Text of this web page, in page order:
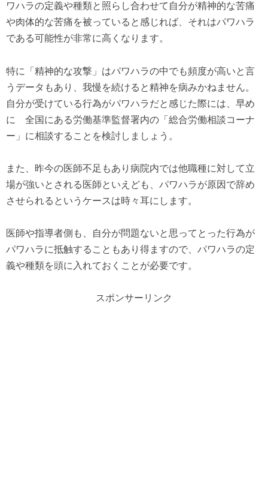
ワハラの定義や種類と照らし合わせて自分が精神的な苦痛
や肉体的な苦痛を被っていると感じれば、それはパワハラ
である可能性が非常に高くなります。
特に「精神的な攻撃」はパワハラの中でも頻度が高いと言
うデータもあり、我慢を続けると精神を病みかねません。
自分が受けている行為がパワハラだと感じた際には、早め
に 全国にある労働基準監督署内の「総合労働相談コーナ
ー」に相談することを検討しましょう。
また、昨今の医師不足もあり病院内では他職種に対して立
場が強いとされる医師といえども、パワハラが原因で辞め
させられるというケースは時々耳にします。
医師や指導者側も、自分が問題ないと思ってとった行為が
パワハラに抵触することもあり得ますので、パワハラの定
義や種類を頭に入れておくことが必要です。
スポンサーリンク